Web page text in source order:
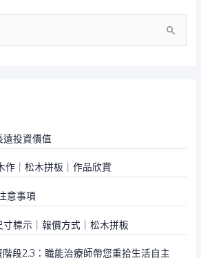
遠投資價值
作｜松木拼板｜作品欣賞
意事項
標示｜報價方式｜松木拼板
段2.3：職能治療師帶您重拾生活自主